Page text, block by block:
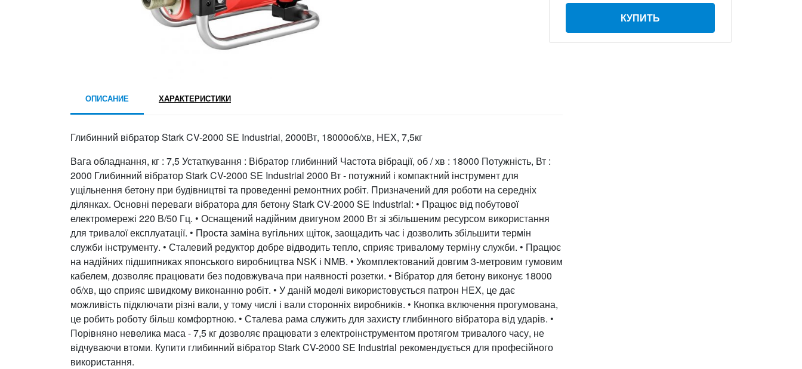
КУПИТЬ
ОПИСАНИЕ ХАРАКТЕРИСТИКИ
Глибинний вібратор Stark CV-2000 SE Industrial, 2000Вт, 18000об/хв, HEX, 7,5кг
Вага обладнання, кг : 7,5 Устаткування : Вібратор глибинний Частота вібрації, об / хв : 18000 Потужність, Вт :
2000 Глибинний вібратор Stark CV-2000 SE Industrial 2000 Вт - потужний і компактний інструмент для
ущільнення бетону при будівництві та проведенні ремонтних робіт. Призначений для роботи на середніх
ділянках. Основні переваги вібратора для бетону Stark CV-2000 SE Industrial: • Працює від побутової
електромережі 220 В/50 Гц. • Оснащений надійним двигуном 2000 Вт зі збільшеним ресурсом використання
для тривалої експлуатації. • Проста заміна вугільних щіток, заощадить час і дозволить збільшити термін
служби інструменту. • Сталевий редуктор добре відводить тепло, сприяє тривалому терміну служби. • Працює
на надійних підшипниках японського виробництва NSK і NMB. • Укомплектований довгим 3-метровим гумовим
кабелем, дозволяє працювати без подовжувача при наявності розетки. • Вібратор для бетону виконує 18000
об/хв, що сприяє швидкому виконанню робіт. • У даній моделі використовується патрон HEX, це дає
можливість підключати різні вали, у тому числі і вали сторонніх виробників. • Кнопка включення прогумована,
це робить роботу більш комфортною. • Сталева рама служить для захисту глибинного вібратора від ударів. •
Порівняно невелика маса - 7,5 кг дозволяє працювати з електроінструментом протягом тривалого часу, не
відчуваючи втоми. Купити глибинний вібратор Stark CV-2000 SE Industrial рекомендується для професійного
використання.